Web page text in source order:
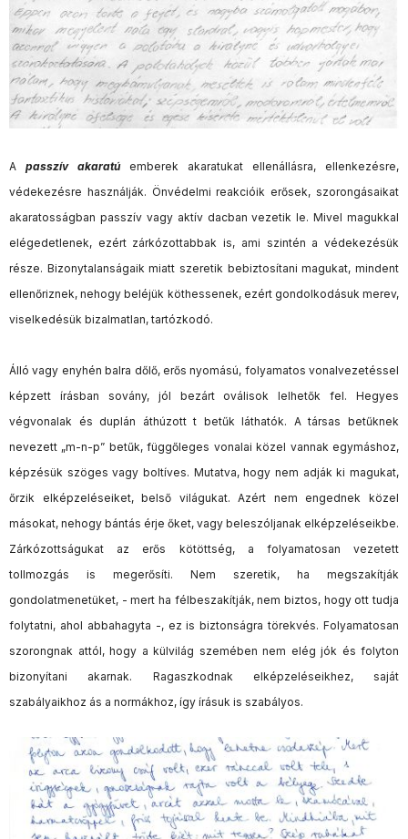
A passzív akaratúemberek akaratukat ellenállásra, ellenkezésre,
védekezésre használják. Önvédelmi reakcióik erősek, szorongásaikat
akaratosságban passzív vagy aktív dacban vezetik le. Mivel magukkal
elégedetlenek, ezért zárkózottabbak is, ami szintén a védekezésük
része. Bizonytalanságaik miatt szeretik bebiztosítani magukat, mindent
ellenőriznek, nehogy beléjük köthessenek, ezért gondolkodásuk merev,
viselkedésük bizalmatlan, tartózkodó.
Álló vagy enyhén balra dőlő, erős nyomású, folyamatos vonalvezetéssel
képzett írásban sovány, jól bezárt oválisok lelhetők fel. Hegyes
végvonalak és duplán áthúzott t betűk láthatók. A társas betűknek
nevezett „m-n-p” betűk, függőleges vonalai közel vannak egymáshoz,
képzésük szöges vagy boltíves. Mutatva, hogy nem adják ki magukat,
őrzik elképzeléseiket, belső világukat. Azért nem engednek közel
másokat, nehogy bántás érje őket, vagy beleszóljanak elképzeléseikbe.
Zárkózottságukat az erős kötöttség, a folyamatosan vezetett
tollmozgás is megerősíti. Nem szeretik, ha megszakítják
gondolatmenetüket, - mert ha félbeszakítják, nem biztos, hogy ott tudja
folytatni, ahol abbahagyta -, ez is biztonságra törekvés. Folyamatosan
szorongnak attól, hogy a külvilág szemében nem elég jók és folyton
bizonyítani akarnak. Ragaszkodnak elképzeléseikhez, saját
szabályaikhoz ás a normákhoz, így írásuk is szabályos.